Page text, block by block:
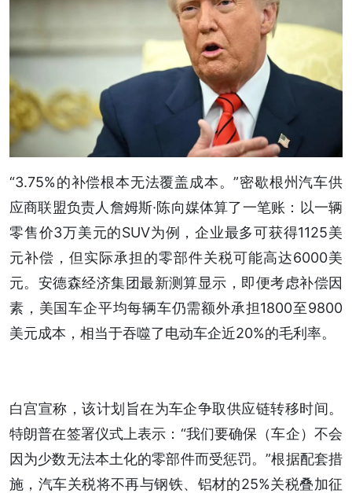
“3.75%的补偿根本无法覆盖成本。”密歇根州汽车供
应商联盟负责人詹姆斯·陈向媒体算了一笔账：以一辆
零售价3万美元的SUV为例，企业最多可获得1125美
元补偿，但实际承担的零部件关税可能高达6000美
元。安德森经济集团最新测算显示，即便考虑补偿因
素，美国车企平均每辆车仍需额外承担1800至9800
美元成本，相当于吞噬了电动车企近20%的毛利率。
白宫宣称，该计划旨在为车企争取供应链转移时间。
特朗普在签署仪式上表示：“我们要确保（车企）不会
因为少数无法本土化的零部件而受惩罚。”根据配套措
施，汽车关税将不再与钢铁、铝材的25%关税叠加征